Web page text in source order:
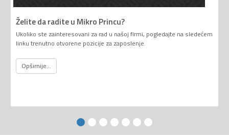
Želite da radite u Mikro Princu?
Ukoliko ste zainteresovani za rad u našoj firmi, pogledajte na sledećem
linku trenutno otvorene pozicije za zaposlenje.
Opširnije...